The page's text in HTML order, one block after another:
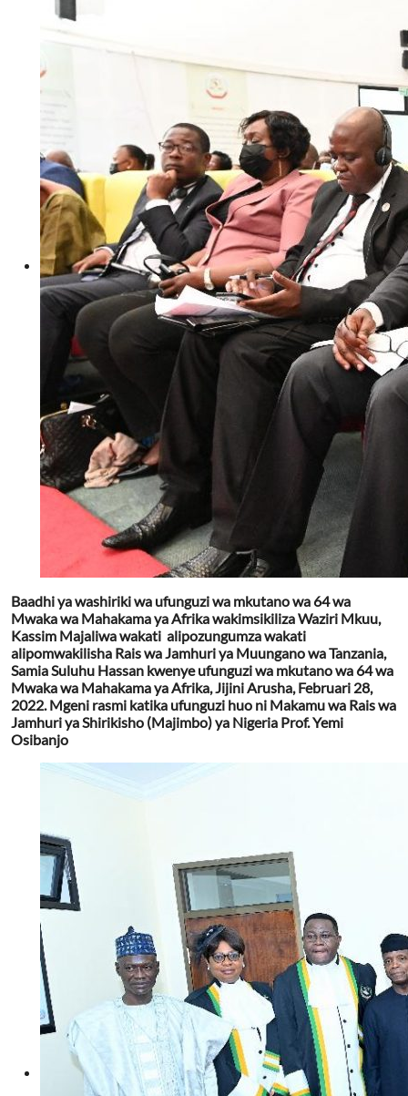
Baadhi ya washiriki wa ufunguzi wa mkutano wa 64 wa
Mwaka wa Mahakama ya Afrika wakimsikiliza Waziri Mkuu,
Kassim Majaliwa wakati alipozungumza wakati
alipomwakilisha Rais wa Jamhuri ya Muungano wa Tanzania,
Samia Suluhu Hassan kwenye ufunguzi wa mkutano wa 64 wa
Mwaka wa Mahakama ya Afrika, Jijini Arusha, Februari 28,
2022. Mgeni rasmi katika ufunguzi huo ni Makamu wa Rais wa
Jamhuri ya Shirikisho (Majimbo) ya Nigeria Prof. Yemi
Osibanjo